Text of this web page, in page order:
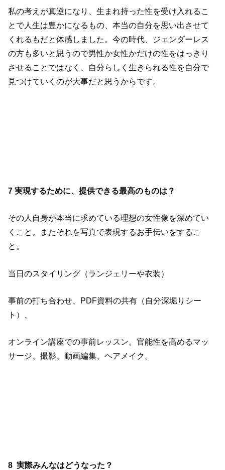
私の考えが真逆になり、生まれ持った性を受け入れるこ
とで人生は豊かになるもの、本当の自分を思い出させて
くれるもだと体感しました。今の時代、ジェンダーレス
の方も多いと思うので男性か女性かだけの性をはっきり
させることではなく、自分らしく生きられる性を自分で
見つけていくのが大事だと思うからです。
7 実現するために、提供できる最高のものは？
その人自身が本当に求めている理想の女性像を深めてい
くこと。またそれを写真で表現するお手伝いをするこ
と。
当日のスタイリング（ランジェリーや衣装）
事前の打ち合わせ、PDF資料の共有（自分深堀りシー
ト）、
オンライン講座での事前レッスン。官能性を高めるマッ
サージ、撮影、動画編集、ヘアメイク。
8 実際みんなはどうなった？